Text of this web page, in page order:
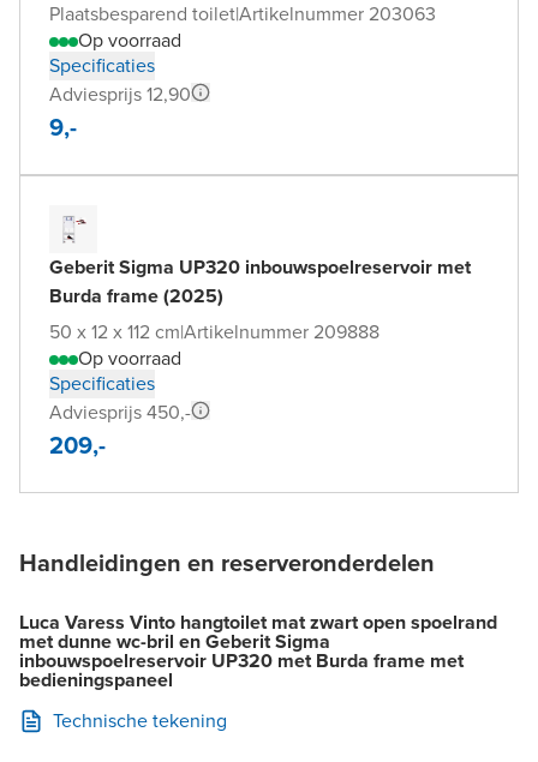
Plaatsbesparend toilet|Artikelnummer 203063
Op voorraad
Specificaties
Adviesprijs 12,90
9,-
Geberit Sigma UP320 inbouwspoelreservoir met
Burda frame (2025)
50 x 12 x 112 cm|Artikelnummer 209888
Op voorraad
Specificaties
Adviesprijs 450,-
209,-
Handleidingen en reserveronderdelen
Luca Varess Vinto hangtoilet mat zwart open spoelrand
met dunne wc-bril en Geberit Sigma
inbouwspoelreservoir UP320 met Burda frame met
bedieningspaneel
Technische tekening